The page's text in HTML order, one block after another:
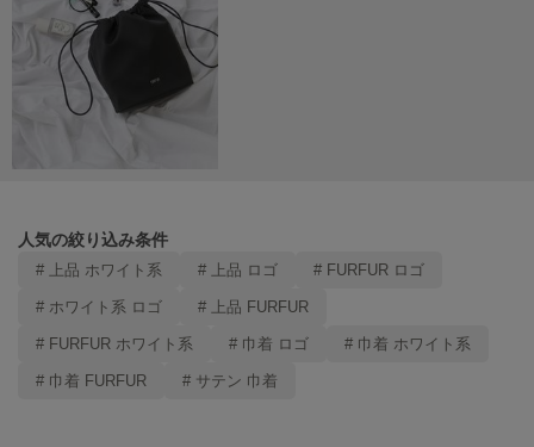
miies miim
ミーエスミーム
Mila Owen
ミラオーウェン
ミュシャ
ニューバランス
nezu
人気の絞り込み条件
# 上品 ホワイト系 # 上品 ロゴ # FURFUR ロゴ
# ホワイト系 ロゴ # 上品 FURFUR
# FURFUR ホワイト系 # 巾着 ロゴ # 巾着 ホワイト系
# 巾着 FURFUR # サテン 巾着